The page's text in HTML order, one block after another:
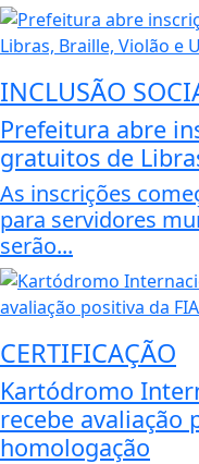
INCLUSÃO
Prefeitura abre
gratuitos de
As inscrições
para servidores
serão...
CERTIFICAÇÃO
Kartódromo
recebe avaliação
homologação